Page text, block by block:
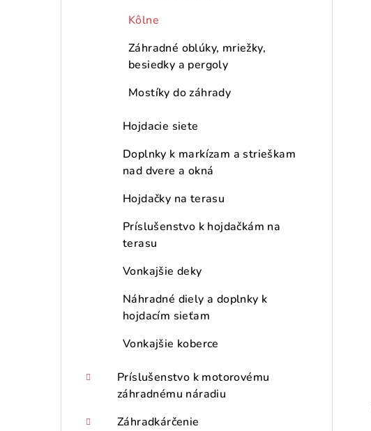
Kôlne
Záhradné oblúky, mriežky,
besiedky a pergoly
Mostíky do záhrady
Hojdacie siete
Doplnky k markízam a strieškam
nad dvere a okná
Hojdačky na terasu
Príslušenstvo k hojdačkám na
terasu
Vonkajšie deky
Náhradné diely a doplnky k
hojdacím sieťam
Vonkajšie koberce
Príslušenstvo k motorovému
záhradnému náradiu
Záhradkárčenie